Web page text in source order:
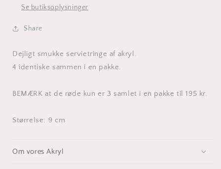
Se butiksoplysninger
Share
Dejligt smukke servietringe af akryl.
4 identiske sammen i en pakke.
BEMÆRK at de røde kun er 3 samlet i en pakke til 195 kr.
Størrelse: 9 cm
Om vores Akryl